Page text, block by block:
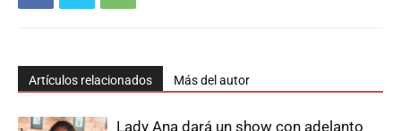
Artículos relacionados Más del autor
Lady Ana dará un show con adelanto